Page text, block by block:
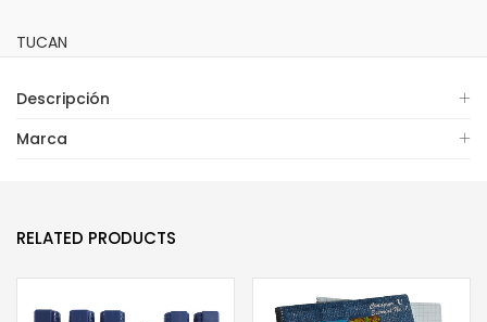
TUCAN
Descripción
Marca
RELATED PRODUCTS